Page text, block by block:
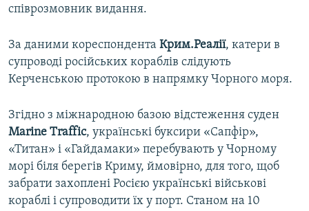
співрозмовник видання.
За даними кореспондента Крим.Реалії, катери в
супроводі російських кораблів слідують
Керченською протокою в напрямку Чорного моря.
Згідно з міжнародною базою відстеження суден
Мarine Тraffic, українські буксири «Сапфір»,
«Титан» і «Гайдамаки» перебувають у Чорному
морі біля берегів Криму, ймовірно, для того, щоб
забрати захоплені Росією українські військові
кораблі і супроводити їх у порт. Станом на 10